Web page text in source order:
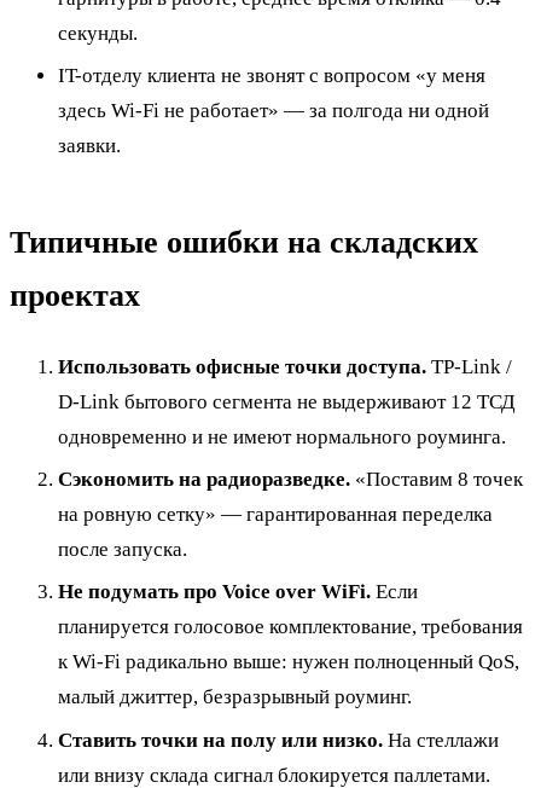
секунды.
IT-отделу клиента не звонят с вопросом «у меня
здесь Wi-Fi не работает» — за полгода ни одной
заявки.
Типичные ошибки на складских
проектах
Использовать офисные точки доступа. TP-Link /
D-Link бытового сегмента не выдерживают 12 ТСД
одновременно и не имеют нормального роуминга.
Сэкономить на радиоразведке. «Поставим 8 точек
на ровную сетку» — гарантированная переделка
после запуска.
Не подумать про Voice over WiFi. Если
планируется голосовое комплектование, требования
к Wi-Fi радикально выше: нужен полноценный QoS,
малый джиттер, безразрывный роуминг.
Ставить точки на полу или низко. На стеллажи
или внизу склада сигнал блокируется паллетами.